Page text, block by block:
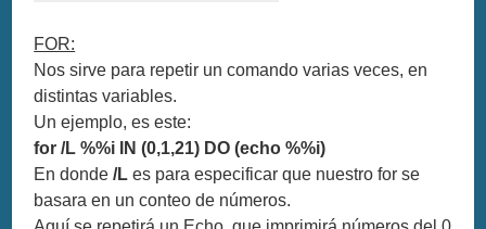
FOR:
Nos sirve para repetir un comando varias veces, en
distintas variables.
Un ejemplo, es este:
for /L %%i IN (0,1,21) DO (echo %%i)
En donde/L es para especificar que nuestro for se
basara en un conteo de números.